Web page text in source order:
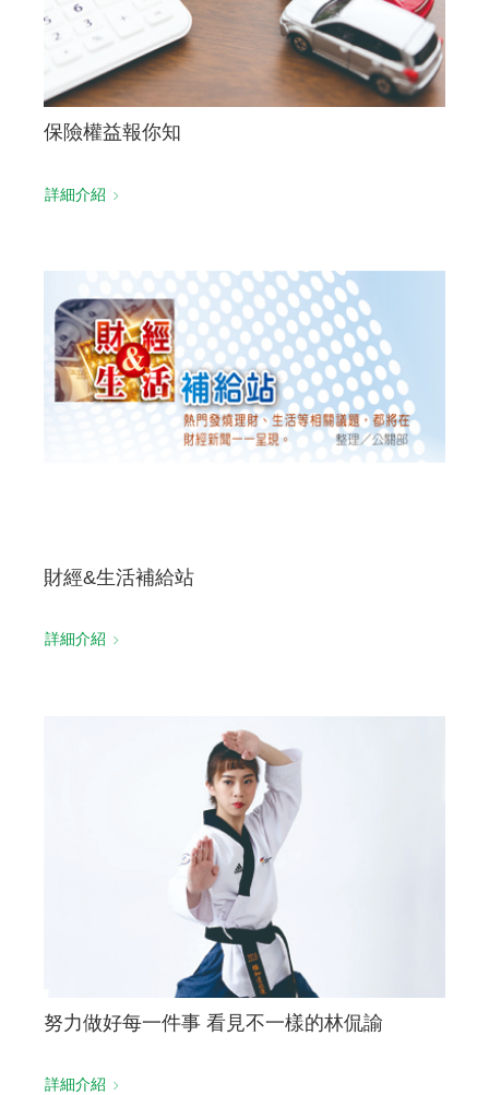
保險權益報你知
詳細介紹
財經&生活補給站
詳細介紹
努力做好每一件事 看見不一樣的林侃諭
詳細介紹